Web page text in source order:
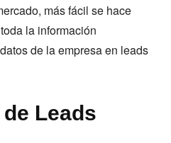
más fácil se hace
la información
de la empresa en leads
Leads